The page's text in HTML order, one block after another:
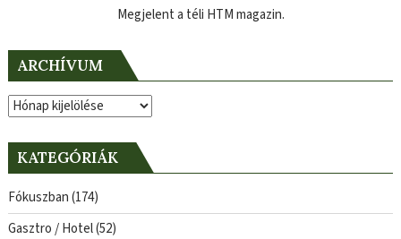
Megjelent a téli HTM magazin.
ARCHÍVUM
Archívum
KATEGÓRIÁK
Fókuszban(174)
Gasztro / Hotel(52)